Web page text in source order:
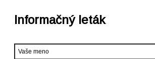
Informačný leták